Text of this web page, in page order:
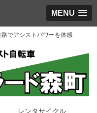
MENU
でアシストパワーを体感
レンタサイクル